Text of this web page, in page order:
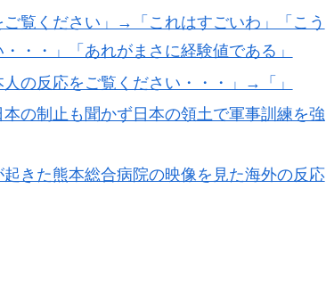
転向させないのはなんで？ → 「100mとマラ
？」日本「納豆」
覧ください」→「これはすごいわ」「こう
・・」「あれがまさに経験値である」
の反応をご覧ください・・・」→「」
の制止も聞かず日本の領土で軍事訓練を強
きた熊本総合病院の映像を見た海外の反応